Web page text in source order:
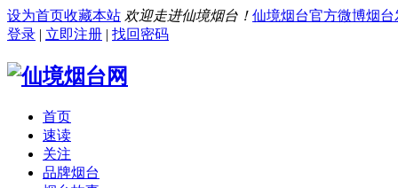
设为首页收藏本站 欢迎走进仙境烟台！ 仙境烟台官方微博烟台
登录 | 立即注册 | 找回密码
首页
速读
关注
品牌烟台